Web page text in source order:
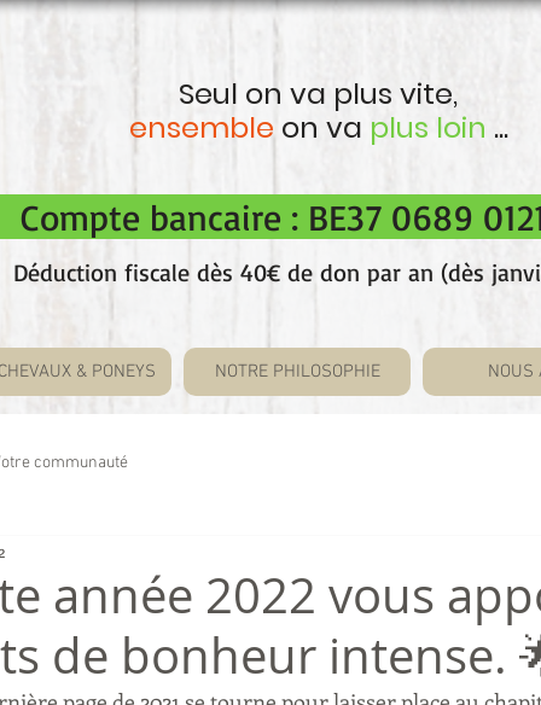
Seul on va plus vite,
ensemble on va plus loin ...
Compte bancaire : BE37 0689
Déduction fiscale dès 40€ de don par an (dès
& PONEYS NOTRE PHILOSOPHIE NOUS
communauté
année 2022 vous
de bonheur intense.